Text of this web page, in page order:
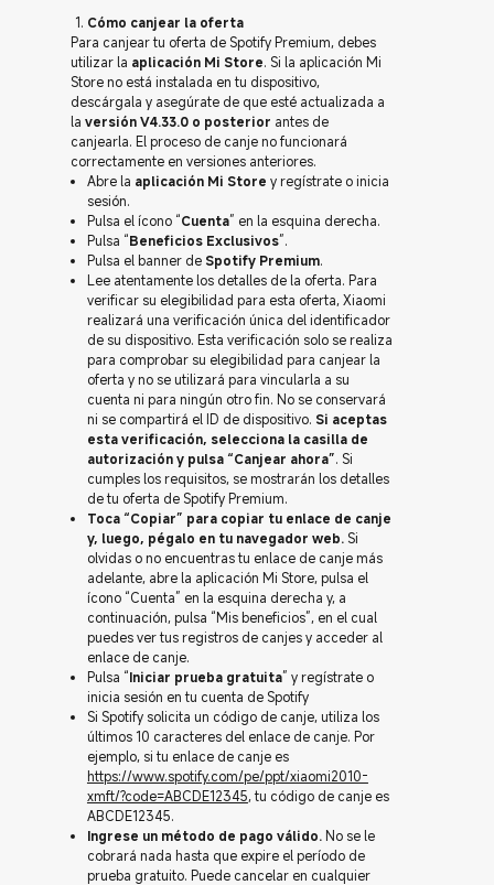
Cómo canjear la oferta
Para canjear tu oferta de Spotify Premium, debes
utilizar la aplicación Mi Store. Si la aplicación Mi
Store no está instalada en tu dispositivo,
descárgala y asegúrate de que esté actualizada a
la versión V4.33.0 o posterior antes de
canjearla. El proceso de canje no funcionará
correctamente en versiones anteriores.
Abre la aplicación Mi Store y regístrate o inicia
sesión.
Pulsa el ícono “Cuenta” en la esquina derecha.
Pulsa “Beneficios Exclusivos”.
Pulsa el banner de Spotify Premium.
Lee atentamente los detalles de la oferta. Para
verificar su elegibilidad para esta oferta, Xiaomi
realizará una verificación única del identificador
de su dispositivo. Esta verificación solo se realiza
para comprobar su elegibilidad para canjear la
oferta y no se utilizará para vincularla a su
cuenta ni para ningún otro fin. No se conservará
ni se compartirá el ID de dispositivo. Si aceptas
esta verificación, selecciona la casilla de
autorización y pulsa “Canjear ahora”. Si
cumples los requisitos, se mostrarán los detalles
de tu oferta de Spotify Premium.
Toca “Copiar” para copiar tu enlace de canje
y, luego, pégalo en tu navegador web. Si
olvidas o no encuentras tu enlace de canje más
adelante, abre la aplicación Mi Store, pulsa el
ícono “Cuenta” en la esquina derecha y, a
continuación, pulsa “Mis beneficios”, en el cual
puedes ver tus registros de canjes y acceder al
enlace de canje.
Pulsa “Iniciar prueba gratuita” y regístrate o
inicia sesión en tu cuenta de Spotify
Si Spotify solicita un código de canje, utiliza los
últimos 10 caracteres del enlace de canje. Por
ejemplo, si tu enlace de canje es
https://www.spotify.com/pe/ppt/xiaomi2010-
xmft/?code=ABCDE12345, tu código de canje es
ABCDE12345.
Ingrese un método de pago válido.No se le
cobrará nada hasta que expire el período de
prueba gratuito. Puede cancelar en cualquier